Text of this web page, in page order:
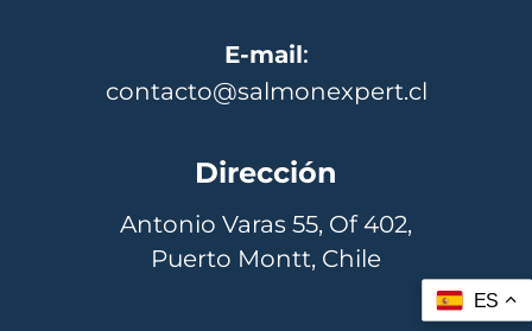
E-mail:
contacto@salmonexpert.cl
Dirección
Antonio Varas 55, Of 402,
Puerto Montt, Chile
ES